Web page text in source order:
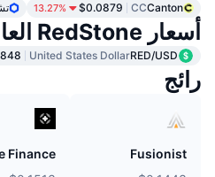
Canton
CC
$0.0879
13.27%
أسعار RedStone العالمية
RED/USD
United States Dollar
رائج
Fusionist
Finance